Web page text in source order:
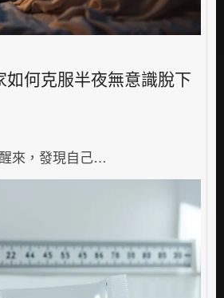
如何克服半夜無意識脫下
來，發現自己…